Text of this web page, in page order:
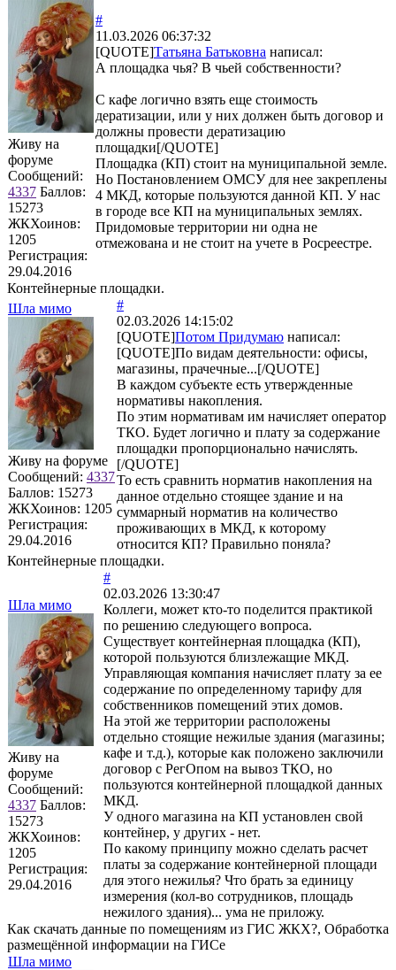
Живу на
форуме
Сообщений:
4337 Баллов:
15273
ЖКХоинов:
1205
Регистрация:
29.04.2016
#
11.03.2026 06:37:32
[QUOTE]Татьяна Батьковна написал:
А площадка чья? В чьей собственности?
С кафе логично взять еще стоимость
дератизации, или у них должен быть договор и
должны провести дератизацию
площадки[/QUOTE]
Площадка (КП) стоит на муниципальной земле.
Но Постановлением ОМСУ для нее закреплены
4 МКД, которые пользуются данной КП. У нас
в городе все КП на муниципальных землях.
Придомовые территории ни одна не
отмежована и не стоит на учете в Росреестре.
Контейнерные площадки.
Шла мимо
Живу на форуме
Сообщений: 4337
Баллов: 15273
ЖКХоинов: 1205
Регистрация:
29.04.2016
#
02.03.2026 14:15:02
[QUOTE]Потом Придумаю написал:
[QUOTE]По видам деятельности: офисы,
магазины, прачечные...[/QUOTE]
В каждом субъекте есть утвержденные
нормативы накопления.
По этим нормативам им начисляет оператор
ТКО. Будет логично и плату за содержание
площадки пропорционально начислять.
[/QUOTE]
То есть сравнить норматив накопления на
данное отдельно стоящее здание и на
суммарный норматив на количество
проживающих в МКД, к которому
относится КП? Правильно поняла?
Контейнерные площадки.
Шла мимо
Живу на
форуме
Сообщений:
4337 Баллов:
15273
ЖКХоинов:
1205
Регистрация:
29.04.2016
#
02.03.2026 13:30:47
Коллеги, может кто-то поделится практикой
по решению следующего вопроса.
Существует контейнерная площадка (КП),
которой пользуются близлежащие МКД.
Управляющая компания начисляет плату за ее
содержание по определенному тарифу для
собственников помещений этих домов.
На этой же территории расположены
отдельно стоящие нежилые здания (магазины;
кафе и т.д.), которые как положено заключили
договор с РегОпом на вывоз ТКО, но
пользуются контейнерной площадкой данных
МКД.
У одного магазина на КП установлен свой
контейнер, у других - нет.
По какому принципу можно сделать расчет
платы за содержание контейнерной площади
для этого нежилья? Что брать за единицу
измерения (кол-во сотрудников, площадь
нежилого здания)... ума не приложу.
Как скачать данные по помещениям из ГИС ЖКХ?, Обработка
размещённой информации на ГИСе
Шла мимо